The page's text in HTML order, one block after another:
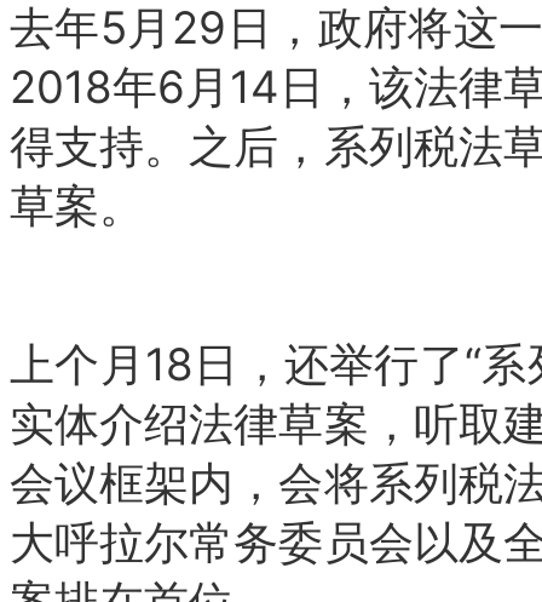
去年5月29日，政府将这
2018年6月14日，该法律
得支持。之后，系列税法
草案。
上个月18日，还举行了“
实体介绍法律草案，听取
会议框架内，会将系列税
大呼拉尔常务委员会以及